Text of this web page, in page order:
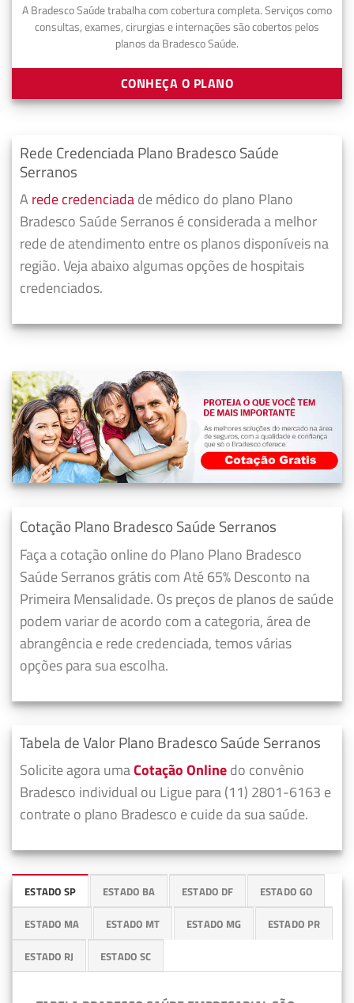
A Bradesco Saúde trabalha com cobertura completa. Serviços como
consultas, exames, cirurgias e internações são cobertos pelos
planos da Bradesco Saúde.
CONHEÇA O PLANO
Rede Credenciada Plano Bradesco Saúde
Serranos
A rede credenciadade médico do plano Plano
Bradesco Saúde Serranos é considerada a melhor
rede de atendimento entre os planos disponíveis na
região. Veja abaixo algumas opções de hospitais
credenciados.
Cotação Plano Bradesco Saúde Serranos
Faça a cotação online do Plano Plano Bradesco
Saúde Serranos grátis com Até 65% Desconto na
Primeira Mensalidade. Os preços de planos de saúde
podem variar de acordo com a categoria, área de
abrangência e rede credenciada, temos várias
opções para sua escolha.
Tabela de Valor Plano Bradesco Saúde Serranos
Solicite agora umaCotação Onlinedo convênio
Bradesco individual ou Ligue para (11) 2801-6163 e
contrate o plano Bradesco e cuide da sua saúde.
ESTADO SP ESTADO BA ESTADO DF ESTADO GO
ESTADO MA ESTADO MT ESTADO MG ESTADO PR
ESTADO RJ ESTADO SC